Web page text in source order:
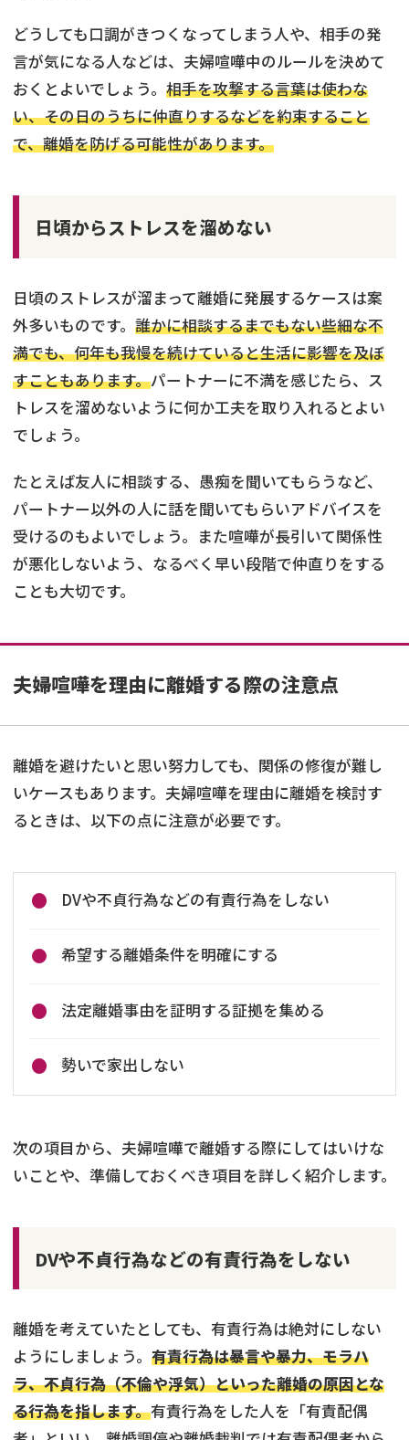
どうしても口調がきつくなってしまう人や、相手の発
言が気になる人などは、夫婦喧嘩中のルールを決めて
おくとよいでしょう。 相手を攻撃する言葉は使わな
い、その日のうちに仲直りするなどを約束すること
で、離婚を防げる可能性があります。
日頃からストレスを溜めない
日頃のストレスが溜まって離婚に発展するケースは案
外多いものです。 誰かに相談するまでもない些細な不
満でも、何年も我慢を続けていると生活に影響を及ぼ
すこともあります。パートナーに不満を感じたら、ス
トレスを溜めないように何か工夫を取り入れるとよい
でしょう。
たとえば友人に相談する、愚痴を聞いてもらうなど、
パートナー以外の人に話を聞いてもらいアドバイスを
受けるのもよいでしょう。また喧嘩が長引いて関係性
が悪化しないよう、なるべく早い段階で仲直りをする
ことも大切です。
夫婦喧嘩を理由に離婚する際の注意点
離婚を避けたいと思い努力しても、関係の修復が難し
いケースもあります。夫婦喧嘩を理由に離婚を検討す
るときは、以下の点に注意が必要です。
DVや不貞行為などの有責行為をしない
希望する離婚条件を明確にする
法定離婚事由を証明する証拠を集める
勢いで家出しない
次の項目から、夫婦喧嘩で離婚する際にしてはいけな
いことや、準備しておくべき項目を詳しく紹介します。
DVや不貞行為などの有責行為をしない
離婚を考えていたとしても、有責行為は絶対にしない
ようにしましょう。 有責行為は暴言や暴力、モラハ
ラ、不貞行為（不倫や浮気）といった離婚の原因とな
る行為を指します。有責行為をした人を「有責配偶
弁護士を探す